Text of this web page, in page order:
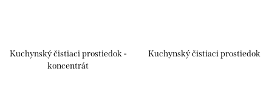
Kuchynský čistiaci prostiedok -
koncentrát
Kuchynský čistiaci prostiedok